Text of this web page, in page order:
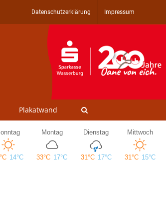
Datenschutzerklärung Impressum
Plakatwand